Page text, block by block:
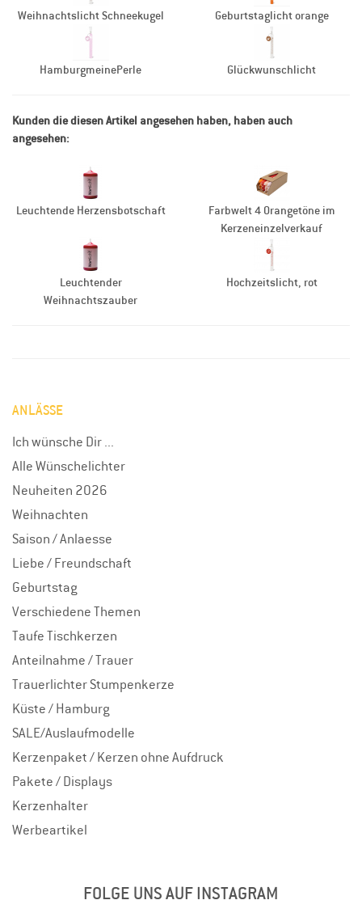
Weihnachtslicht Schneekugel Geburtstaglicht orange
HamburgmeinePerle Glückwunschlicht
Kunden die diesen Artikel angesehen haben, haben auch
angesehen:
Leuchtende Herzensbotschaft
Farbwelt 4 Orangetöne im
Kerzeneinzelverkauf
Leuchtender
Weihnachtszauber
Hochzeitslicht, rot
ANLÄSSE
Ich wünsche Dir ...
Alle Wünschelichter
Neuheiten 2026
Weihnachten
Saison / Anlaesse
Liebe / Freundschaft
Geburtstag
Verschiedene Themen
Taufe Tischkerzen
Anteilnahme / Trauer
Trauerlichter Stumpenkerze
Küste / Hamburg
SALE/Auslaufmodelle
Kerzenpaket / Kerzen ohne Aufdruck
Pakete / Displays
Kerzenhalter
Werbeartikel
FOLGE UNS AUF INSTAGRAM